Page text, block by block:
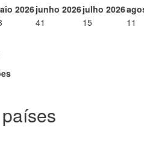
2026junho 2026julho 2026
41 15 11